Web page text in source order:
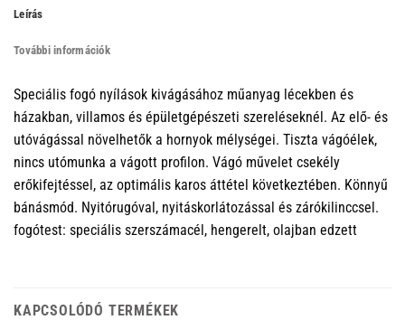
Leírás
További információk
Speciális fogó nyílások kivágásához műanyag lécekben és
házakban, villamos és épületgépészeti szereléseknél. Az elő- és
utóvágással növelhetők a hornyok mélységei. Tiszta vágóélek,
nincs utómunka a vágott profilon. Vágó művelet csekély
erőkifejtéssel, az optimális karos áttétel következtében. Könnyű
bánásmód. Nyitórugóval, nyitáskorlátozással és zárókilinccsel.
fogótest: speciális szerszámacél, hengerelt, olajban edzett
KAPCSOLÓDÓ TERMÉKEK